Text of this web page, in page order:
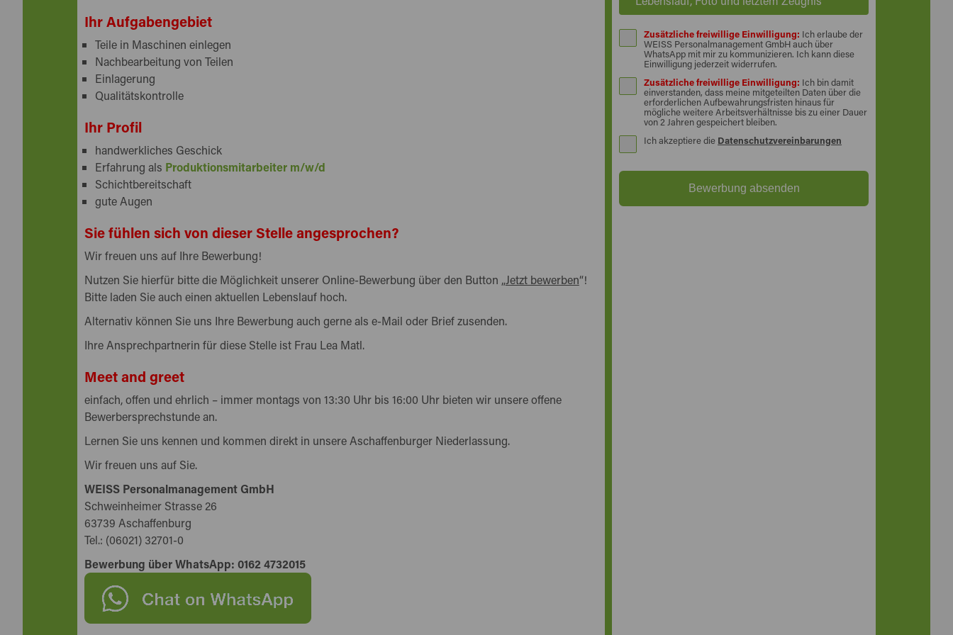
Ihr Aufgabengebiet
Teile in Maschinen einlegen
Nachbearbeitung von Teilen
Einlagerung
Qualitätskontrolle
Ihr Profil
handwerkliches Geschick
Erfahrung als Produktionsmitarbeiter m/w/d
Schichtbereitschaft
gute Augen
Sie fühlen sich von dieser Stelle angesprochen?
Wir freuen uns auf Ihre Bewerbung!
Nutzen Sie hierfür bitte die Möglichkeit unserer Online-Bewerbung über den Button „Jetzt bewerben“!
Bitte laden Sie auch einen aktuellen Lebenslauf hoch.
Alternativ können Sie uns Ihre Bewerbung auch gerne als e-Mail oder Brief zusenden.
Ihre Ansprechpartnerin für diese Stelle ist Frau Lea Matl.
Meet and greet
einfach, offen und ehrlich – immer montags von 13:30 Uhr bis 16:00 Uhr bieten wir unsere offene
Bewerbersprechstunde an.
Lernen Sie uns kennen und kommen direkt in unsere Aschaffenburger Niederlassung.
Wir freuen uns auf Sie.
WEISS Personalmanagement GmbH
Schweinheimer Strasse 26
63739 Aschaffenburg
Tel.: (06021) 32701-0
Bewerbung über WhatsApp: 0162 4732015
Zusätzliche freiwillige Einwilligung: Ich erlaube der
WEISS Personalmanagement GmbH auch über
WhatsApp mit mir zu kommunizieren. Ich kann diese
Einwilligung jederzeit widerrufen.
Zusätzliche freiwillige Einwilligung: Ich bin damit
einverstanden, dass meine mitgeteilten Daten über die
erforderlichen Aufbewahrungsfristen hinaus für
mögliche weitere Arbeitsverhältnisse bis zu einer Dauer
von 2 Jahren gespeichert bleiben.
Ich akzeptiere die Datenschutzvereinbarungen
Bewerbung absenden